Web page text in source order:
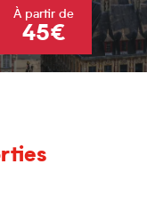
À partir de
45€